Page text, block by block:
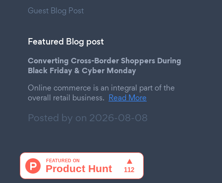
Guest Blog Post
Featured Blog post
Converting Cross-Border Shoppers During
Black Friday & Cyber Monday
Online commerce is an integral part of the
overall retail business. Read More
Posted by on 2026-08-08